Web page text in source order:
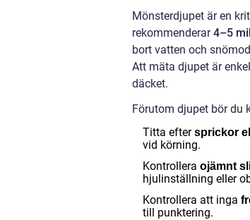
Mönsterdjupet är en
rekommenderar4–5
bort vatten och
Att mäta djupet är
däcket.
Förutom djupet bör du
Titta eftersprickor
vid körning.
Kontrollera ojämnt
hjulinställning eller
Kontrollera att inga
till punktering.